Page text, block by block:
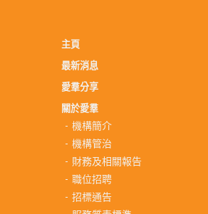
主頁
最新消息
愛羣分享
關於愛羣
機構簡介
機構管治
財務及相關報告
職位招聘
招標通告